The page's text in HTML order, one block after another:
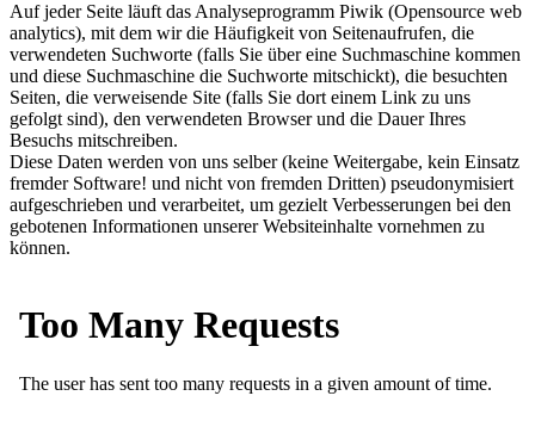
Auf jeder Seite läuft das Analyseprogramm Piwik (Opensource web
analytics), mit dem wir die Häufigkeit von Seitenaufrufen, die
verwendeten Suchworte (falls Sie über eine Suchmaschine kommen
und diese Suchmaschine die Suchworte mitschickt), die besuchten
Seiten, die verweisende Site (falls Sie dort einem Link zu uns
gefolgt sind), den verwendeten Browser und die Dauer Ihres
Besuchs mitschreiben.
Diese Daten werden von uns selber (keine Weitergabe, kein Einsatz
fremder Software! und nicht von fremden Dritten) pseudonymisiert
aufgeschrieben und verarbeitet, um gezielt Verbesserungen bei den
gebotenen Informationen unserer Websiteinhalte vornehmen zu
können.